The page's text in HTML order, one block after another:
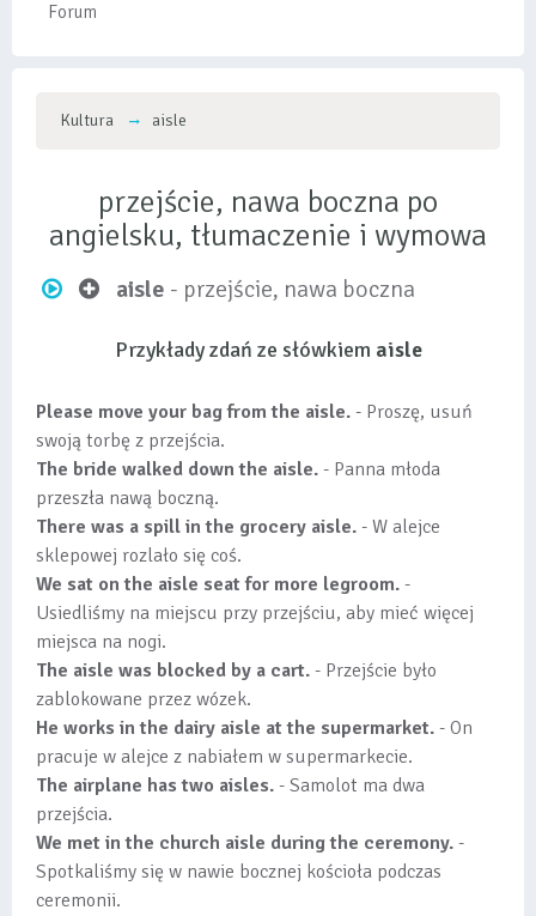
Forum
Kultura aisle
przejście, nawa boczna po
angielsku, tłumaczenie i wymowa
aisle - przejście, nawa boczna
Przykłady zdań ze słówkiem aisle
Please move your bag from the aisle. - Proszę, usuń
swoją torbę z przejścia.
The bride walked down the aisle. - Panna młoda
przeszła nawą boczną.
There was a spill in the grocery aisle. - W alejce
sklepowej rozlało się coś.
We sat on the aisle seat for more legroom. -
Usiedliśmy na miejscu przy przejściu, aby mieć więcej
miejsca na nogi.
The aisle was blocked by a cart. - Przejście było
zablokowane przez wózek.
He works in the dairy aisle at the supermarket. - On
pracuje w alejce z nabiałem w supermarkecie.
The airplane has two aisles. - Samolot ma dwa
przejścia.
We met in the church aisle during the ceremony. -
Spotkaliśmy się w nawie bocznej kościoła podczas
ceremonii.